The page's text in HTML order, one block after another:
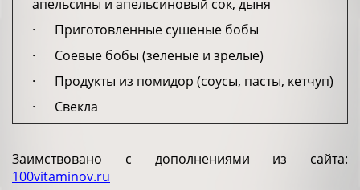
апельсины и апельсиновый сок, дыня
· Приготовленные сушеные бобы
· Соевые бобы (зеленые и зрелые)
· Продукты из помидор (соусы, пасты, кетчуп)
· Свекла
Заимствовано с дополнениями из сайта:
100vitaminov.ru